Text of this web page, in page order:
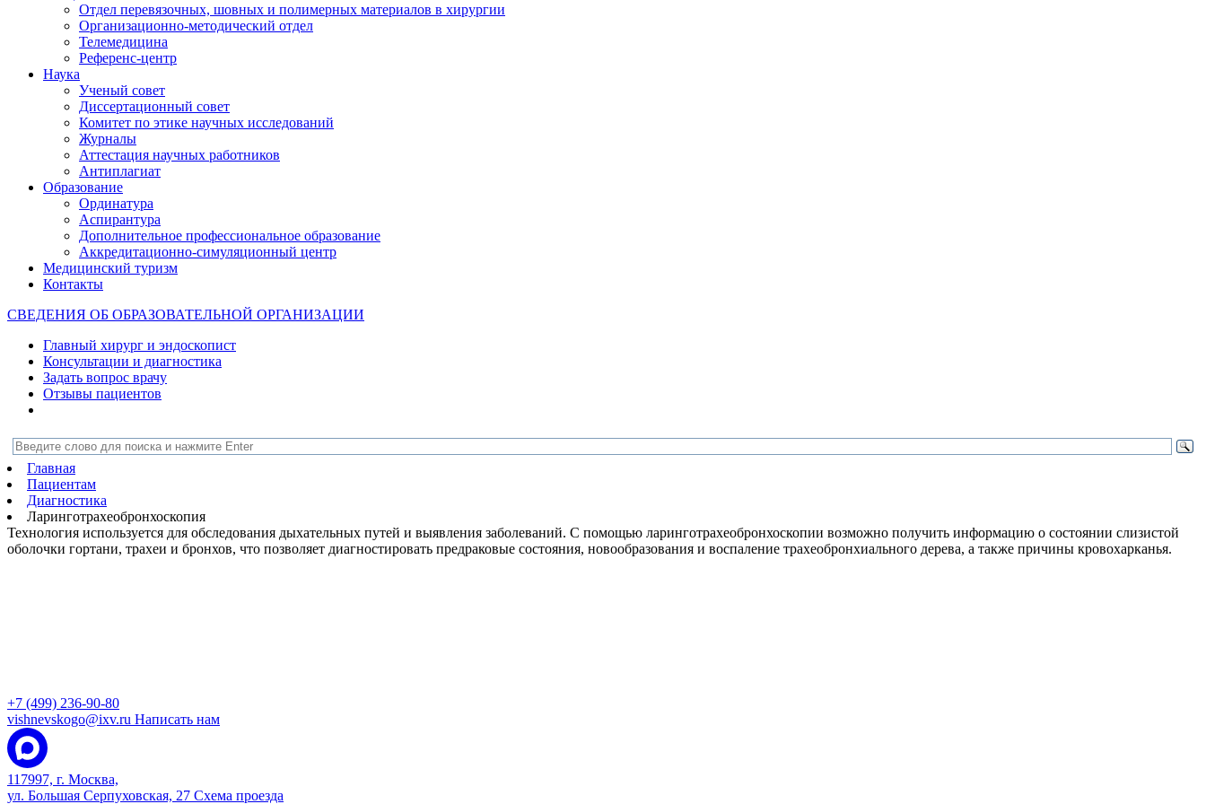
Отдел перевязочных, шовных и полимерных материалов в хирургии
Организационно-методический отдел
Телемедицина
Референс-центр
Наука
Ученый совет
Диссертационный совет
Комитет по этике научных исследований
Журналы
Аттестация научных работников
Антиплагиат
Образование
Ординатура
Аспирантура
Дополнительное профессиональное образование
Аккредитационно-симуляционный центр
Медицинский туризм
Контакты
СВЕДЕНИЯ ОБ ОБРАЗОВАТЕЛЬНОЙ ОРГАНИЗАЦИИ
Главный хирург и эндоскопист
Консультации и диагностика
Задать вопрос врачу
Отзывы пациентов
Главная
Пациентам
Диагностика
Ларинготрахеобронхоскопия
Технология используется для обследования дыхательных путей и выявления заболеваний. С помощью ларинготрахеобронхоскопии возможно получить информацию о состоянии слизистой
оболочки гортани, трахеи и бронхов, что позволяет диагностировать предраковые состояния, новообразования и воспаление трахеобронхиального дерева, а также причины кровохарканья.
+7 (499) 236-90-80
vishnevskogo@ixv.ru Написать нам
117997, г. Москва,
ул. Большая Серпуховская, 27 Схема проезда